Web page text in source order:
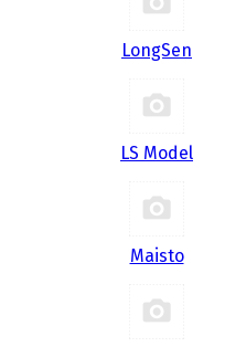
LongSen
LS Model
Maisto